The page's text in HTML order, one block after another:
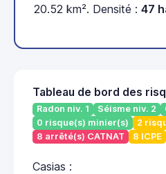
20.52 km². Densité : 47
Tableau de bord des
Radon niv. 1 Séisme niv. 2
0 risque(s) minier(s)
2
8 arrêté(s) CATNAT
8 ICPE
Casias :